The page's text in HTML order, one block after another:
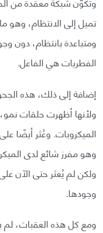
تميل إلى الانتظام، وهو
ومتباعدة بانتظام، دون
الفطريات هي الفاعل.
إضافة إلى ذلك، هذه
ولأنها أظهرت حلقات
الميكروبات. وعُثر أيضًا
وهو مفرز شائع لدى
ولكن لم يُعثر حتى الآن
وجودها.
ومع كل هذه العقبات، لم